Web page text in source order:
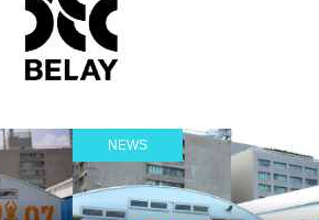
Conditioning